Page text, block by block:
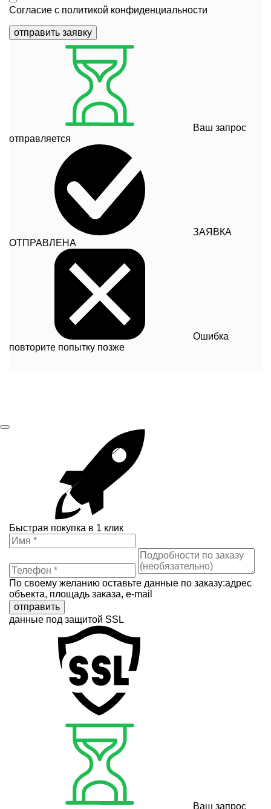
Согласие с политикой конфиденциальности
отправить заявку
Ваш запрос
отправляется
ЗАЯВКА
ОТПРАВЛЕНА
Ошибка
повторите попытку позже
Быстрая покупка в 1 клик
По своему желанию оставьте данные по заказу:адрес
объекта, площадь заказа, e-mail
отправить
данные под защитой SSL
Ваш запрос